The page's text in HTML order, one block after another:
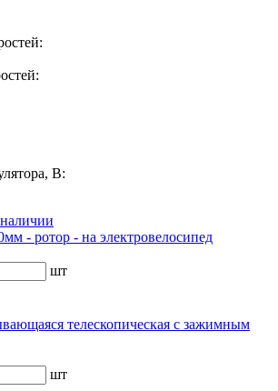
В:
- ротор - на электровелосипед
шт
телескопическая с зажимным
шт